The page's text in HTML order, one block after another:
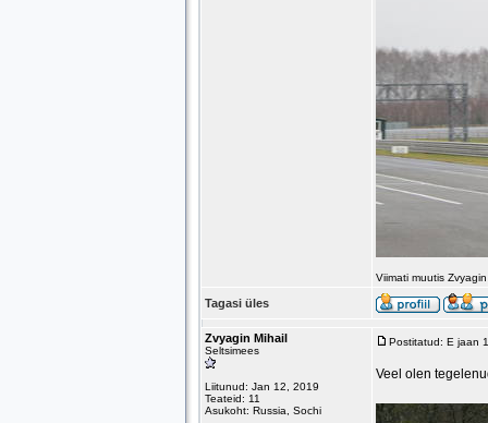
Viimati muutis
Tagasi üles
Zvyagin Mihail
Seltsimees
Liitunud: Jan 12, 2019
Teateid: 11
Asukoht: Russia, Sochi
Postitatud: E jaan
Veel olen